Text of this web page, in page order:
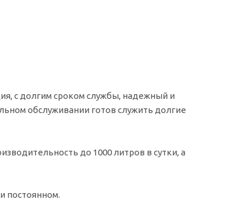
с долгим сроком службы, надежный и
обслуживании готов служить долгие
до 1000 литров в сутки, а
постоянном.